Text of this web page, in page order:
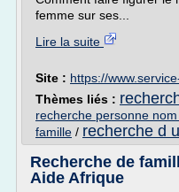
femme sur ses...
Lire la suite
Site : https://
Thèmes liés :
recherche personne
famille / recherche d
Recherche de
Aide Afrique